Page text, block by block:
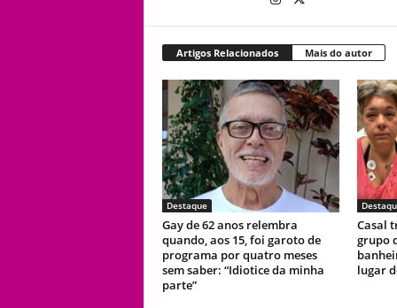
Artigos Relacionados Mais do autor
Destaque
Gay de 62 anos relembra
quando, aos 15, foi garoto de
programa por quatro meses
sem saber: “Idiotice da minha
parte”
Casal
grupo
lugar